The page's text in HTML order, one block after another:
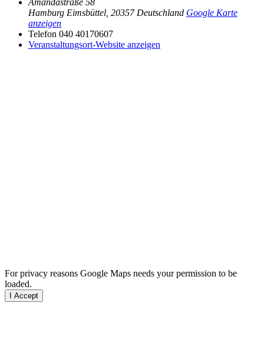
Hamburg Eimsbüttel 20357 Deutschland Google Karte
anzeigen
Telefon 040 40170607
Veranstaltungsort-Website anzeigen
For privacy reasons Google Maps needs your permission to be
loaded.
I Accept